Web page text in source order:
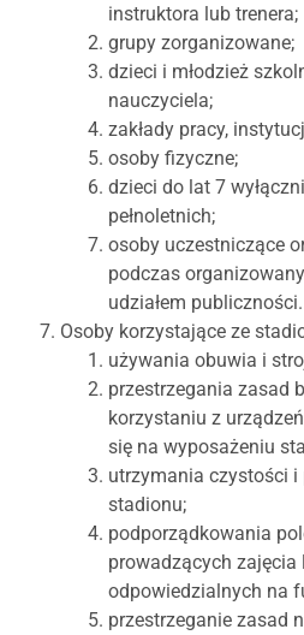
instruktora lub trenera;
grupy zorganizowane;
dzieci i młodzież
nauczyciela;
zakłady pracy,
osoby fizyczne;
dzieci do lat 7
pełnoletnich;
osoby uczestniczące
podczas
udziałem publiczności.
Osoby korzystające ze
używania obuwia i
przestrzegania zasad
korzystaniu z
się na wyposażeniu
utrzymania czystości i
stadionu;
podporządkowania
prowadzących
odpowiedzialnych na
przestrzeganie zasad